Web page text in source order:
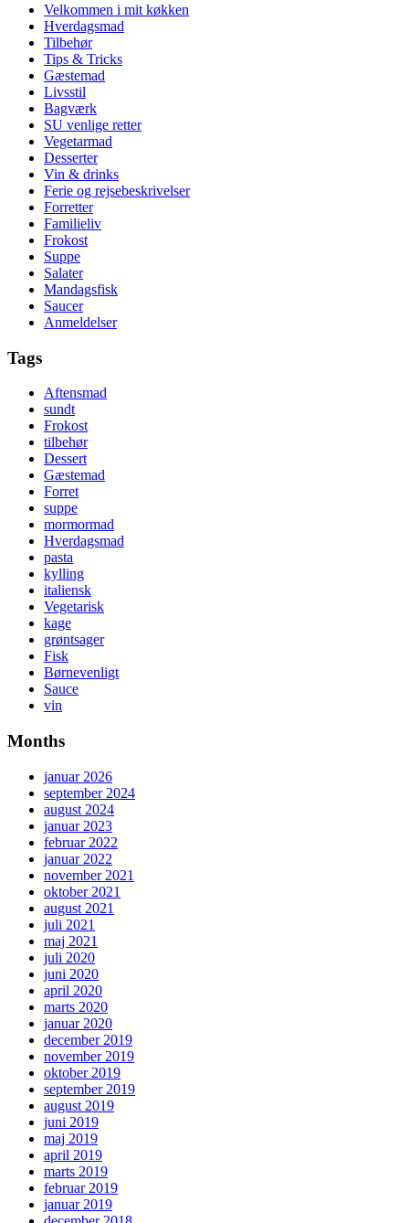
Velkommen i mit køkken
Hverdagsmad
Tilbehør
Tips & Tricks
Gæstemad
Livsstil
Bagværk
SU venlige retter
Vegetarmad
Desserter
Vin & drinks
Ferie og rejsebeskrivelser
Forretter
Familieliv
Frokost
Suppe
Salater
Mandagsfisk
Saucer
Anmeldelser
Tags
Aftensmad
sundt
Frokost
tilbehør
Dessert
Gæstemad
Forret
suppe
mormormad
Hverdagsmad
pasta
kylling
italiensk
Vegetarisk
kage
grøntsager
Fisk
Børnevenligt
Sauce
vin
Months
januar 2026
september 2024
august 2024
januar 2023
februar 2022
januar 2022
november 2021
oktober 2021
august 2021
juli 2021
maj 2021
juli 2020
juni 2020
april 2020
marts 2020
januar 2020
december 2019
november 2019
oktober 2019
september 2019
august 2019
juni 2019
maj 2019
april 2019
marts 2019
februar 2019
januar 2019